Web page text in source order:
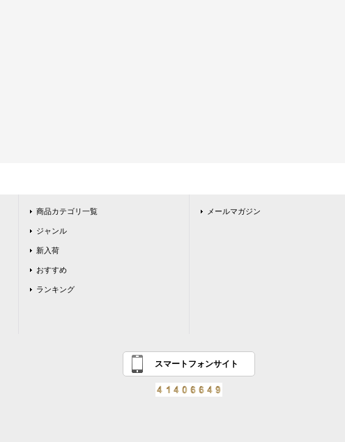
商品カテゴリ一覧
ジャンル
新入荷
おすすめ
ランキング
メールマガジン
スマートフォンサイト